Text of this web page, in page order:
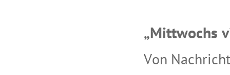
„Mittwochs
Von